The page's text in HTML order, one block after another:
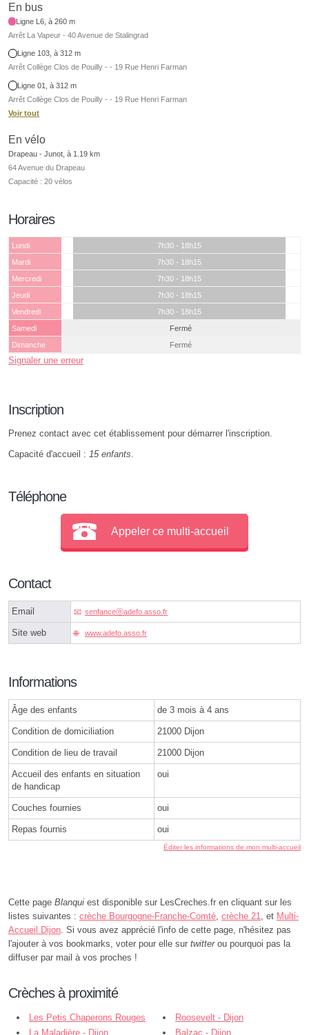
En bus
Ligne L6, à 260 m
Arrêt La Vapeur - 40 Avenue de Stalingrad
Ligne 103, à 312 m
Arrêt Collège Clos de Pouilly - - 19 Rue Henri Farman
Ligne 01, à 312 m
Arrêt Collège Clos de Pouilly - - 19 Rue Henri Farman
Voir tout
En vélo
Drapeau - Junot, à 1.19 km
64 Avenue du Drapeau
Capacité : 20 vélos
Horaires
Lundi
7h30 - 18h15
Mardi
7h30 - 18h15
Mercredi
7h30 - 18h15
Jeudi
7h30 - 18h15
Vendredi
7h30 - 18h15
Samedi
Fermé
Dimanche
Fermé
Signaler une erreur
Inscription
Prenez contact avec cet établissement pour démarrer l'inscription.
Capacité d'accueil : 15 enfants.
Téléphone
Appeler ce multi-accueil
Contact
Email senfanceⓐadefo.asso.fr
Site web www.adefo.asso.fr
Informations
Âge des enfants de 3 mois à 4 ans
Condition de domiciliation 21000 Dijon
Condition de lieu de travail 21000 Dijon
Accueil des enfants en situation
de handicap
oui
Couches fournies oui
Repas fournis oui
Éditer les informations de mon multi-accueil
Cette page Blanqui est disponible sur LesCreches.fr en cliquant sur les
listes suivantes : crèche Bourgogne-Franche-Comté, crèche 21, et Multi-
Accueil Dijon. Si vous avez apprécié l'info de cette page, n'hésitez pas
l'ajouter à vos bookmarks, voter pour elle sur twitterou pourquoi pas la
diffuser par mail à vos proches !
Crèches à proximité
Les Petis Chaperons Rouges
Roosevelt - Dijon
Roosevelt - Dijon
La Maladière - Dijon
Balzac - Dijon